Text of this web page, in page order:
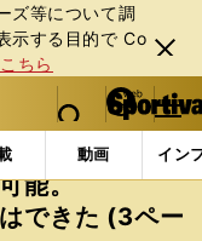
ズ等について調
⽰する⽬的で Co
ちら
閉じ
る
web Sportiva (webスポルティーバ)
検索
マイペ
ー
ジ
メニュ
動画 イン
東海大は２分差を復路
能。
できた (3ペー